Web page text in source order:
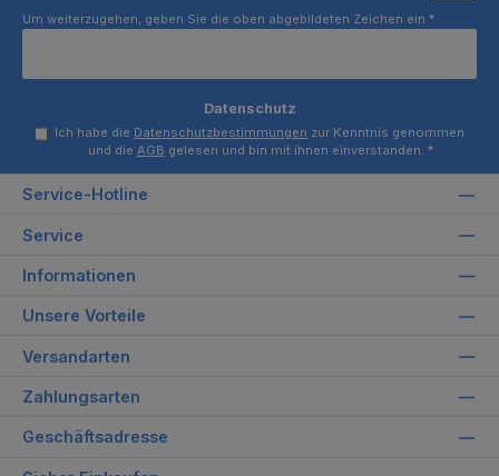
Um weiterzugehen, geben Sie die oben abgebildeten Zeichen ein *
Datenschutz
Ich habe die Datenschutzbestimmungen zur Kenntnis genommen
und die AGB gelesen und bin mit ihnen einverstanden. *
Service-Hotline
Service
Informationen
Unsere Vorteile
Versandarten
Zahlungsarten
Geschäftsadresse